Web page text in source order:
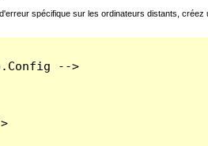
spécifique sur les ordinateurs distants,
-->